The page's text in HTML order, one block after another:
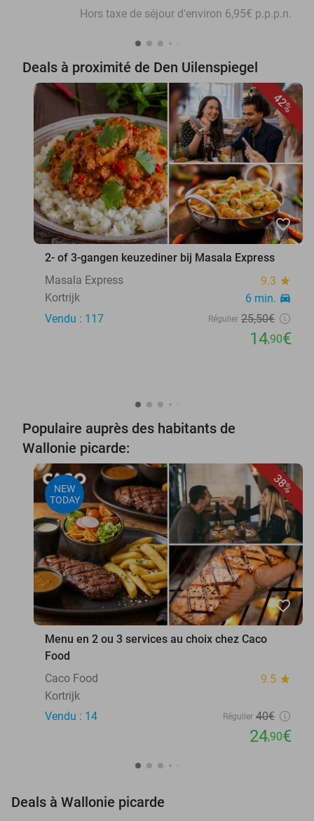
Hors taxe de séjour d'environ 6,95€ p.p.p.n.
Deals à proximité de Den Uilenspiegel
42%
favorite_border
2- of 3-gangen keuzediner bij Masala Express
Masala Express
9.3 star
Kortrijk 6 min. directions_car
Vendu : 117 Régulier 25,50€
14,90€
Populaire auprès des habitants de
Wallonie picarde:
38%
NEW
TODAY
favorite_border
Menu en 2 ou 3 services au choix chez Caco
Food
Caco Food
9.5 star
Kortrijk
Vendu : 14
Régulier 40€
24,90€
Deals à Wallonie picarde